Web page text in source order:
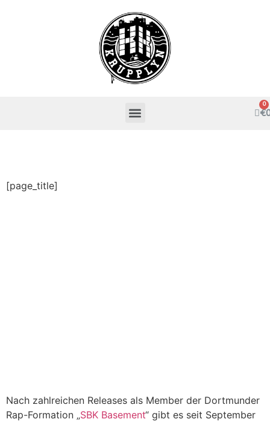
€
[page_title]
Nach zahlreichen Releases als Member der Dortmunder
Rap-Formation „SBK Basement“ gibt es seit September